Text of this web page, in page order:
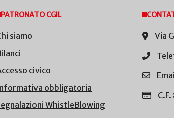
PATRONATO CGIL
siamo
civico
obbligatoria
WhistleBlowing
Via